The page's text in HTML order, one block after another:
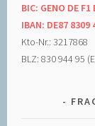
BIC: GENO DE F1
IBAN: DE87 8309
Kto-Nr.: 3217868
BLZ: 830 944 95